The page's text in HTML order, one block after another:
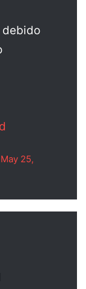
debido
May 25,